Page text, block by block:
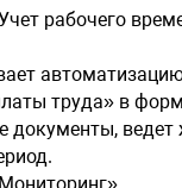
рабочего
труда» в
документы,